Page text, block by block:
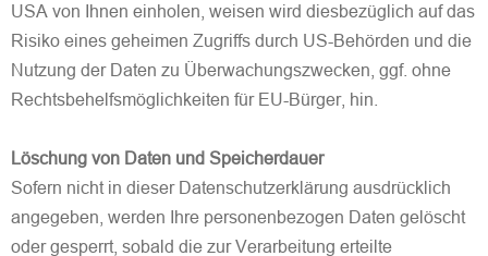
USA von Ihnen einholen, weisen wird diesbezüglich auf das
Risiko eines geheimen Zugriffs durch US-Behörden und die
Nutzung der Daten zu Überwachungszwecken, ggf. ohne
Rechtsbehelfsmöglichkeiten für EU-Bürger, hin.
Löschung von Daten und Speicherdauer
Sofern nicht in dieser Datenschutzerklärung ausdrücklich
angegeben, werden Ihre personenbezogen Daten gelöscht
oder gesperrt, sobald die zur Verarbeitung erteilte